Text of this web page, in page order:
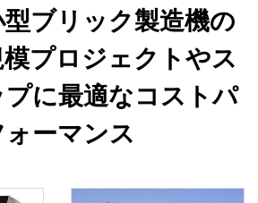
ブリック製造機の
プロジェクトやス
に最適なコストパ
ォーマンス